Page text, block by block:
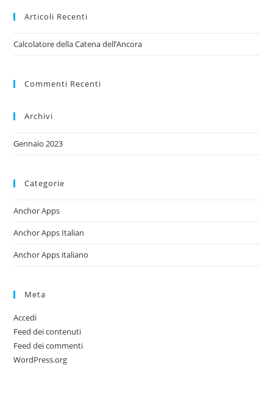
Articoli Recenti
Calcolatore della Catena dell’Ancora
Commenti Recenti
Archivi
Gennaio 2023
Categorie
Anchor Apps
Anchor Apps Italian
Anchor Apps italiano
Meta
Accedi
Feed dei contenuti
Feed dei commenti
WordPress.org